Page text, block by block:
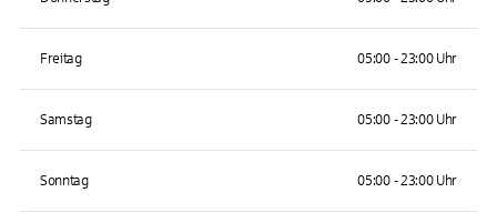
Freitag 05:00 - 23:00 Uhr
Samstag 05:00 - 23:00 Uhr
Sonntag 05:00 - 23:00 Uhr